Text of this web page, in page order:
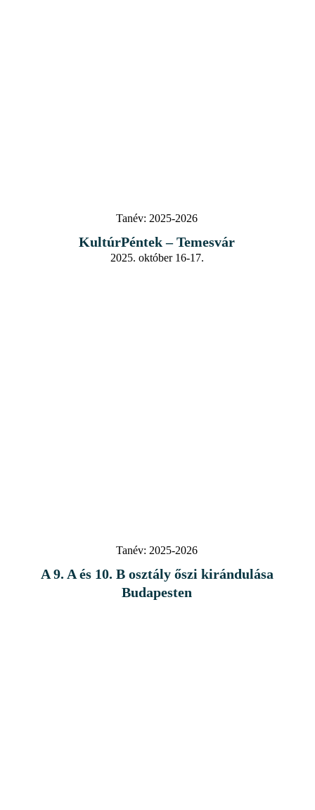
Tanév: 2025-2026
KultúrPéntek – Temesvár
2025. október 16-17.
Tanév: 2025-2026
A 9. A és 10. B osztály őszi kirándulása
Budapesten